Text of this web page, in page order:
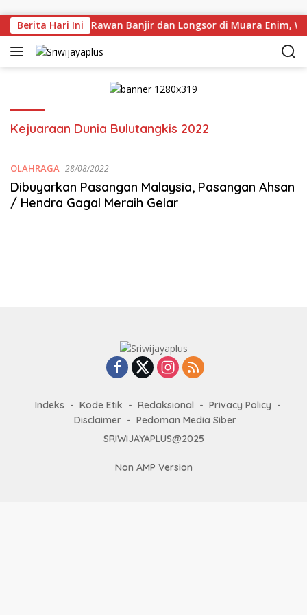
Berita Hari Ini
Langsung Titik Rawan Banjir dan Longsor di Muara Enim,
Kejuaraan Dunia Bulutangkis 2022
OLAHRAGA 28/08/2022
Dibuyarkan Pasangan Malaysia, Pasangan Ahsan
/ Hendra Gagal Meraih Gelar
Indeks Kode Etik Redaksional
Privacy Policy
Disclaimer
Pedoman Media Siber
SRIWIJAYAPLUS@2025
Non AMP Version